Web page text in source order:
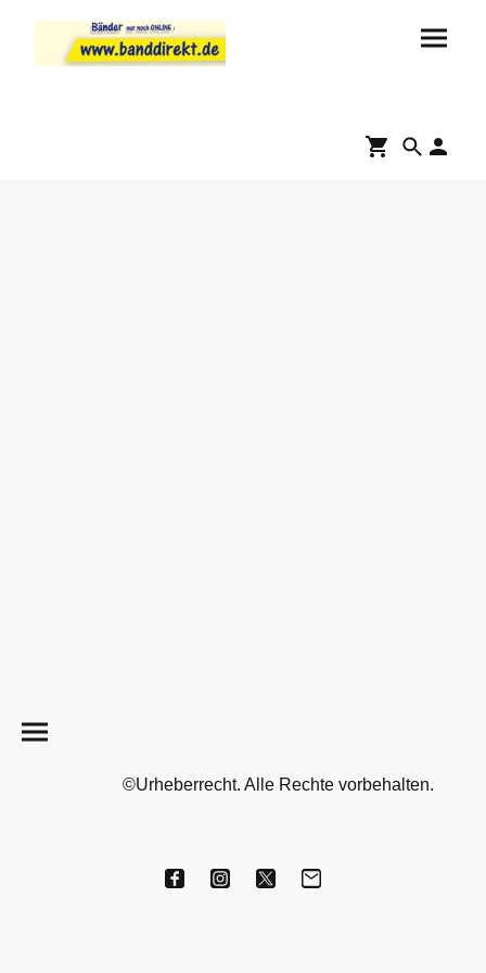
©Urheberrecht. Alle Rechte vorbehalten.